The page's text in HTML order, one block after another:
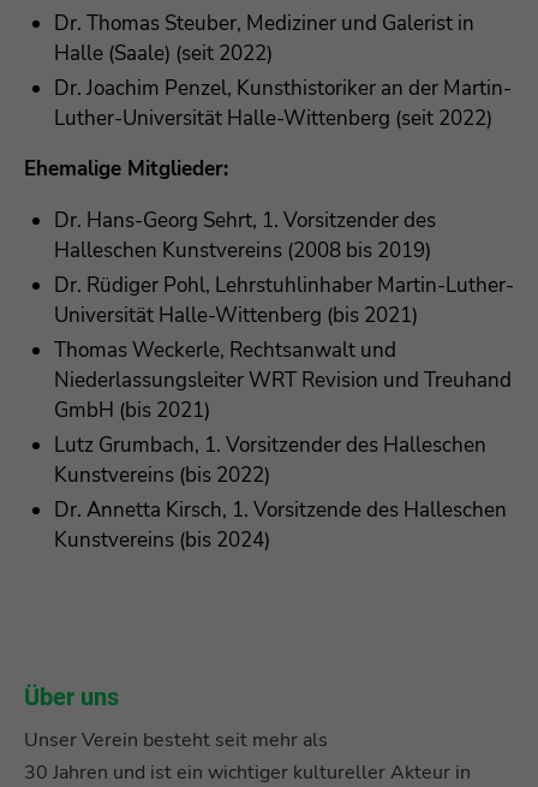
Drop us a line
info@yourdomain.com
adipiscing elit.
Aenean commodo ligula eget dolor. Aenean
massa. Cum sociis natoque penatibus et magnis
dis parturient montes, nascetur ridiculus mus.
Donec quam felis, ultricies nec.
Dr. Thomas Steuber, Mediziner und Galerist in
Halle (Saale) (seit 2022)
Dr. Joachim Penzel, Kunsthistoriker an der Martin-
Luther-Universität Halle-Wittenberg (seit 2022)
Ehemalige Mitglieder:
Dr. Hans-Georg Sehrt, 1. Vorsitzender des
Halleschen Kunstvereins (2008 bis 2019)
Dr. Rüdiger Pohl, Lehrstuhlinhaber Martin-Luther-
Universität Halle-Wittenberg (bis 2021)
Thomas Weckerle, Rechtsanwalt und
Niederlassungsleiter WRT Revision und Treuhand
GmbH (bis 2021)
Lutz Grumbach, 1. Vorsitzender des Halleschen
Kunstvereins (bis 2022)
Dr. Annetta Kirsch, 1. Vorsitzende des Halleschen
Kunstvereins (bis 2024)
Über uns
Unser Verein besteht seit mehr als
30 Jahren und ist ein wichtiger kultureller Akteur in